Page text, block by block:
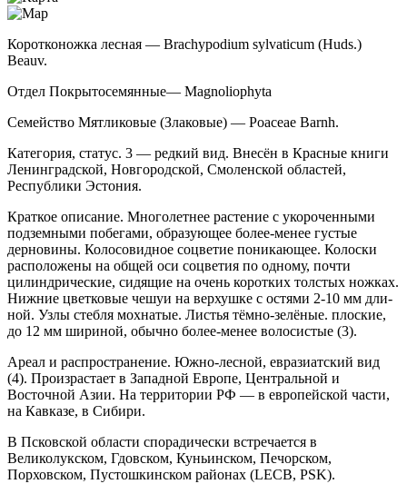
Коротконожка лесная — Brachypodium sylvaticum (Huds.)
Beauv.
Отдел Покрытосемянные— Magnoliophyta
Семейство Мятликовые (Злаковые) — Poaceae Barnh.
Категория, статус. 3 — редкий вид. Внесён в Красные книги
Ленинградской, Новго­родской, Смоленской областей,
Республики Эстония.
Краткое описание. Многолетнее растение с укороченными
подземными побегами, образующее более-менее густые
дерновины. Колосовидное со­цветие поникающее. Колоски
расположены на общей оси соцветия по одному, почти
цилиндрические, си­дящие на очень коротких толстых ножках.
Нижние цветковые чешуи на верхушке с остями 2-10 мм дли­
ной. Узлы стебля мохнатые. Листья тёмно-зелёные. плоские,
до 12 мм шириной, обычно более-менее волосистые (3).
Ареал и распространение. Южно-лесной, евразиатский вид
(4). Произрастает в Западной Евро­пе, Центральной и
Восточной Азии. На территории РФ — в европейской части,
на Кавказе, в Сибири.
В Псковской области спорадически встречается в
Великолукском, Гдовском, Куньинском, Печорском,
Порховском, Пустошкинском районах (LECB, PSK).